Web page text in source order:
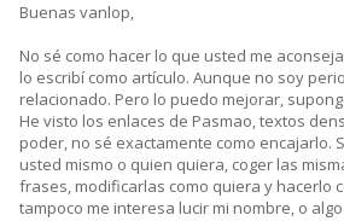
Buenas vanlop,
No sé como hacer lo que usted me
lo escribí como artículo. Aunque no soy
relacionado. Pero lo puedo mejorar,
He visto los enlaces de Pasmao, textos
poder, no sé exactamente como encajarlo.
usted mismo o quien quiera, coger las
frases, modificarlas como quiera y hacerlo
tampoco me interesa lucir mi nombre, o